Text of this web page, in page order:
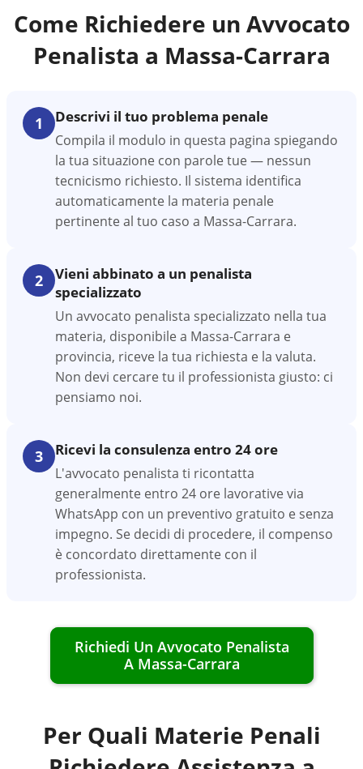
Come Richiedere un Avvocato
Penalista a Massa-Carrara
1 Descrivi il tuo problema penale
Compila il modulo in questa pagina spiegando
la tua situazione con parole tue — nessun
tecnicismo richiesto. Il sistema identifica
automaticamente la materia penale
pertinente al tuo caso a Massa-Carrara.
2
Vieni abbinato a un penalista
specializzato
Un avvocato penalista specializzato nella tua
materia, disponibile a Massa-Carrara e
provincia, riceve la tua richiesta e la valuta.
Non devi cercare tu il professionista giusto: ci
pensiamo noi.
3 Ricevi la consulenza entro 24 ore
L'avvocato penalista ti ricontatta
generalmente entro 24 ore lavorative via
WhatsApp con un preventivo gratuito e senza
impegno. Se decidi di procedere, il compenso
è concordato direttamente con il
professionista.
Richiedi Un Avvocato Penalista
A Massa-Carrara
Per Quali Materie Penali